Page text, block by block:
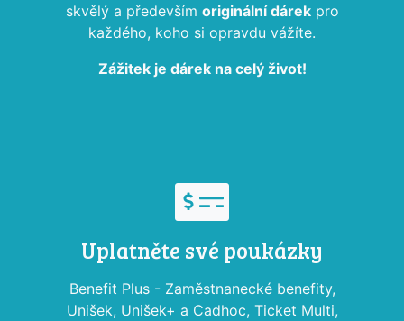
skvělý a především originální dárekpro
každého, koho si opravdu vážíte.
Zážitek je dárek na celý život!
Uplatněte své poukázky
Benefit Plus - Zaměstnanecké benefity,
Unišek, Unišek+ a Cadhoc, Ticket Multi,